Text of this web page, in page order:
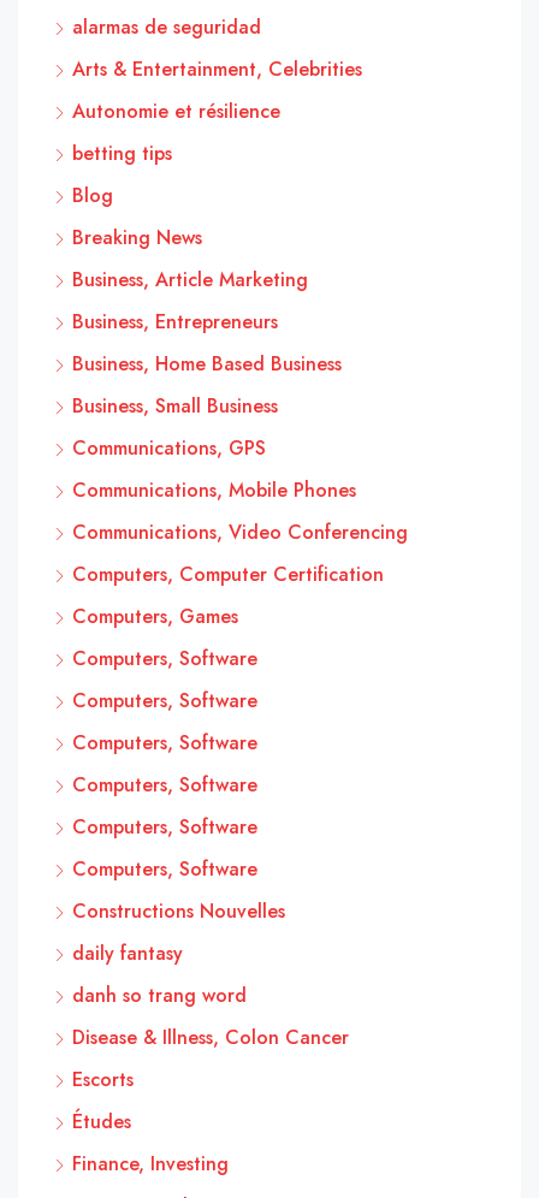
alarmas de seguridad
Arts & Entertainment, Celebrities
Autonomie et résilience
betting tips
Blog
Breaking News
Business, Article Marketing
Business, Entrepreneurs
Business, Home Based Business
Business, Small Business
Communications, GPS
Communications, Mobile Phones
Communications, Video Conferencing
Computers, Computer Certification
Computers, Games
Computers, Software
Computers, Software
Computers, Software
Computers, Software
Computers, Software
Computers, Software
Constructions Nouvelles
daily fantasy
danh so trang word
Disease & Illness, Colon Cancer
Escorts
Études
Finance, Investing